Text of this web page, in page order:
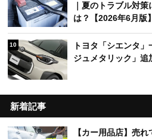
｜夏のトラブル対
は？【2026年6月版】
10
トヨタ「シエンタ
ジュメタリック」追
新着記事
【カー用品店】売